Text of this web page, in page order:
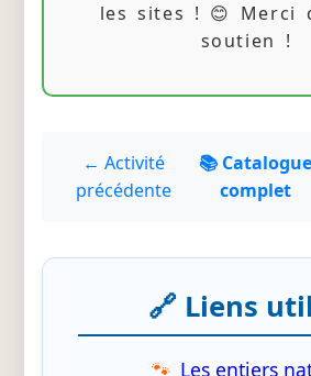
les sites ! 😊 Merci
soutien !
← Activité
précédente
📚 Catalogue
complet
🔗 Liens
Les entiers